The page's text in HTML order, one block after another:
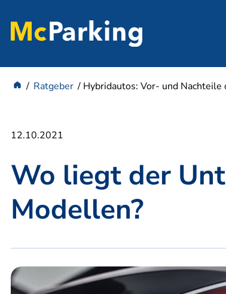
Ratgeber Hybridautos: Vor- und
12.10.2021
Wo liegt der
Modellen?